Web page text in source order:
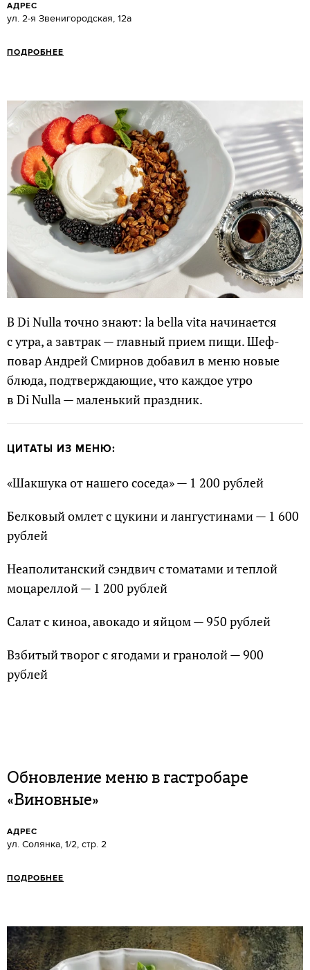
АДРЕС
ул. 2-я Звенигородская, 12а
ПОДРОБНЕЕ
В Di Nulla точно знают: la bella vita начинается
с утра, а завтрак — главный прием пищи. Шеф-
повар Андрей Смирнов добавил в меню новые
блюда, подтверждающие, что каждое утро
в Di Nulla — маленький праздник.
ЦИТАТЫ ИЗ МЕНЮ:
«Шакшука от нашего соседа» — 1 200 рублей
Белковый омлет с цукини и лангустинами — 1 600
рублей
Неаполитанский сэндвич с томатами и теплой
моцареллой — 1 200 рублей
Салат с киноа, авокадо и яйцом — 950 рублей
Взбитый творог с ягодами и гранолой — 900
рублей
Обновление меню в гастробаре
«Виновные»
АДРЕС
ул. Солянка, 1/2, стр. 2
ПОДРОБНЕЕ